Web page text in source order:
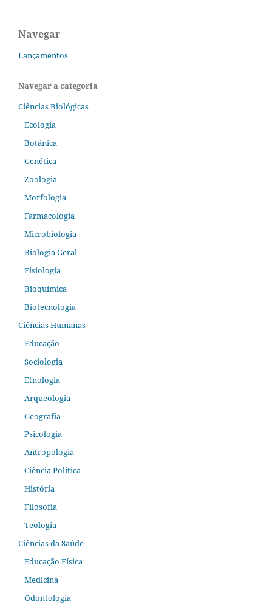
Navegar
Lançamentos
Navegar a categoria
Ciências Biológicas
Ecologia
Botânica
Genética
Zoologia
Morfologia
Farmacologia
Microbiologia
Biologia Geral
Fisiologia
Bioquímica
Biotecnologia
Ciências Humanas
Educação
Sociologia
Etnologia
Arqueologia
Geografia
Psicologia
Antropologia
Ciência Política
História
Filosofia
Teologia
Ciências da Saúde
Educação Física
Medicina
Odontologia